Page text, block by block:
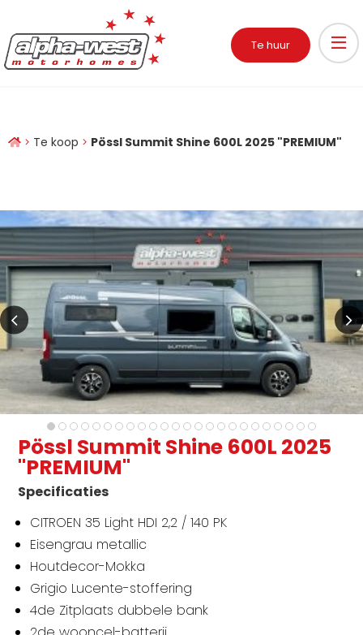
Te huur
Te koop Pössl Summit Shine 600L 2025 "PREMIUM"
Pössl Summit Shine 600L 2025
"PREMIUM"
Specificaties
CITROEN 35 Light HDI 2,2 / 140 PK
Eisengrau metallic
Houtdecor-Mokka
Grigio Lucente-stoffering
4de Zitplaats dubbele bank